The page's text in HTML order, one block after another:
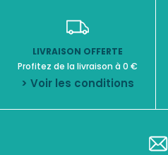
LIVRAISON OFFERTE
Profitez de la livraison à 0 €
> Voir les conditions